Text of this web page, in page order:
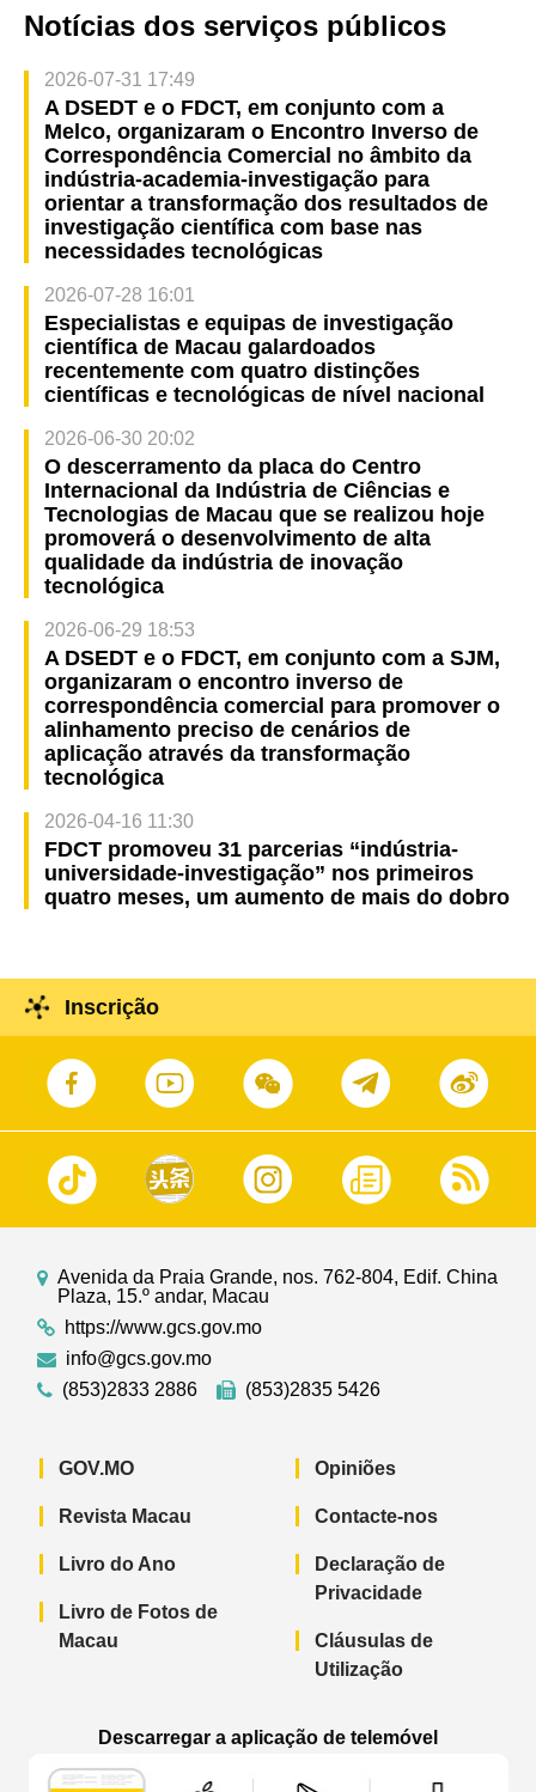
Notícias dos serviços públicos
2026-07-31 17:49
A DSEDT e o FDCT, em conjunto com a
Melco, organizaram o Encontro Inverso de
Correspondência Comercial no âmbito da
indústria-academia-investigação para
orientar a transformação dos resultados de
investigação científica com base nas
necessidades tecnológicas
2026-07-28 16:01
Especialistas e equipas de investigação
científica de Macau galardoados
recentemente com quatro distinções
científicas e tecnológicas de nível nacional
2026-06-30 20:02
O descerramento da placa do Centro
Internacional da Indústria de Ciências e
Tecnologias de Macau que se realizou hoje
promoverá o desenvolvimento de alta
qualidade da indústria de inovação
tecnológica
2026-06-29 18:53
A DSEDT e o FDCT, em conjunto com a SJM,
organizaram o encontro inverso de
correspondência comercial para promover o
alinhamento preciso de cenários de
aplicação através da transformação
tecnológica
2026-04-16 11:30
FDCT promoveu 31 parcerias “indústria-
universidade-investigação” nos primeiros
quatro meses, um aumento de mais do dobro
Inscrição
Avenida da Praia Grande, nos. 762-804, Edif. China
Plaza, 15.º andar, Macau
https://www.gcs.gov.mo
info@gcs.gov.mo
(853)2833 2886
(853)2835 5426
GOV.MO
Revista Macau
Livro do Ano
Livro de Fotos de
Macau
Opiniões
Contacte-nos
Declaração de
Privacidade
Cláusulas de
Utilização
Descarregar a aplicação de telemóvel